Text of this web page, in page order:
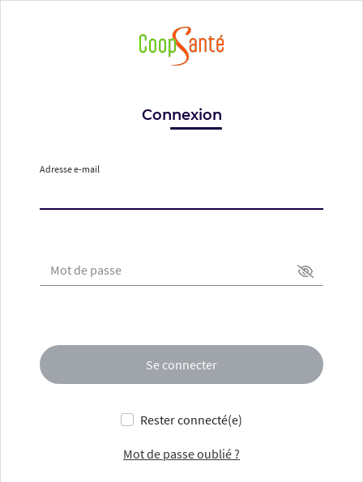
Connexion
Adresse e-mail
Mot de passe
Se connecter
Rester connecté(e)
Mot de passe oublié ?